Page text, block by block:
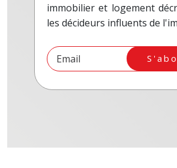
immobilier et logement
les décideurs influents de